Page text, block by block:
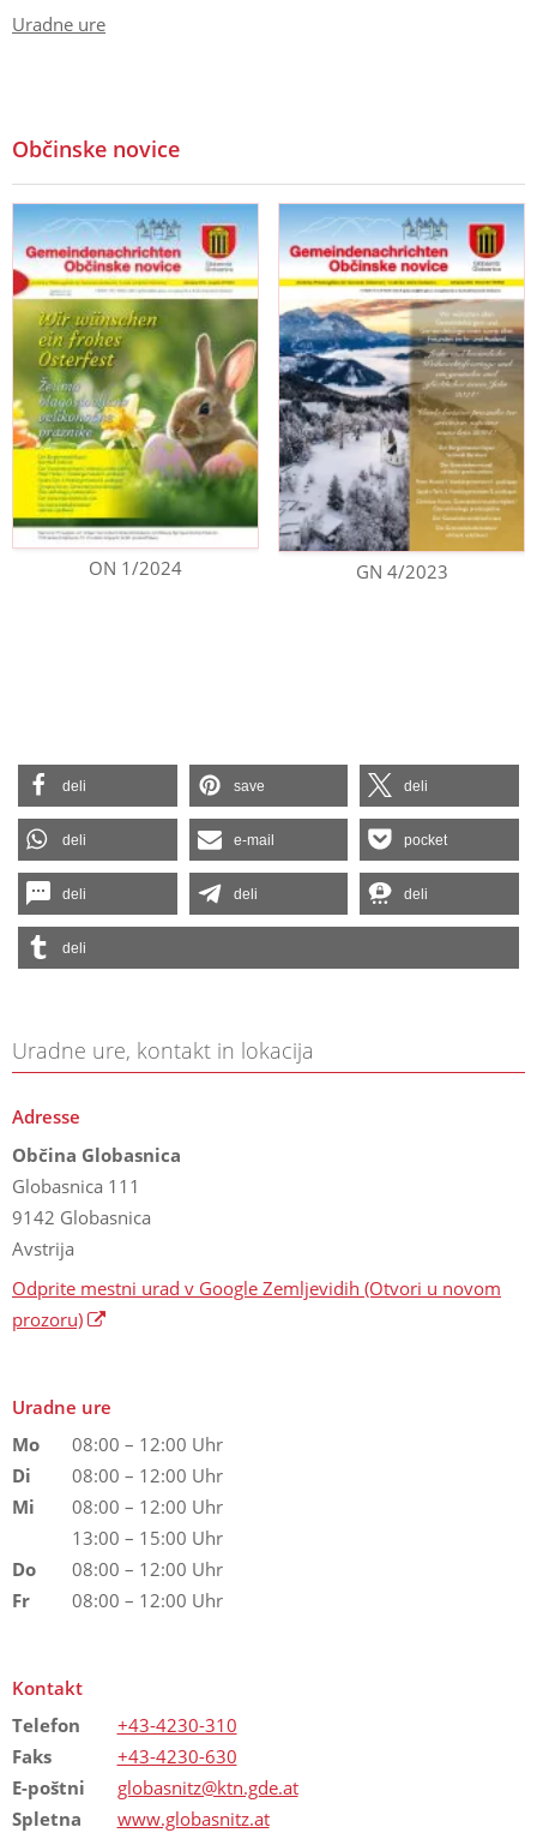
Uradne ure
Občinske novice
ON 1/2024 GN 4/2023
deli save deli
deli e-mail pocket
deli deli deli
deli
Uradne ure, kontakt in lokacija
Adresse
Občina Globasnica
Globasnica 111
9142 Globasnica
Avstrija
Odprite mestni urad v Google Zemljevidih (Otvori u novom
prozoru)
Uradne ure
Mo
08:00 – 12:00 Uhr
Di
08:00 – 12:00 Uhr
Mi
08:00 – 12:00 Uhr
13:00 – 15:00 Uhr
Do
08:00 – 12:00 Uhr
Fr
08:00 – 12:00 Uhr
Kontakt
Telefon
+43-4230-310
Faks
+43-4230-630
E-poštni
globasnitz@ktn.gde.at
Spletna
www.globasnitz.at